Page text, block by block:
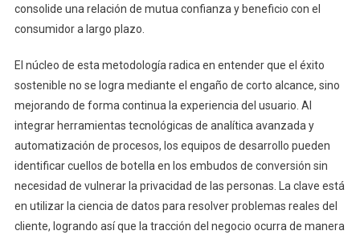
consolide una relación de mutua confianza y beneficio con el
consumidor a largo plazo.
El núcleo de esta metodología radica en entender que el éxito
sostenible no se logra mediante el engaño de corto alcance, sino
mejorando de forma continua la experiencia del usuario. Al
integrar herramientas tecnológicas de analítica avanzada y
automatización de procesos, los equipos de desarrollo pueden
identificar cuellos de botella en los embudos de conversión sin
necesidad de vulnerar la privacidad de las personas. La clave está
en utilizar la ciencia de datos para resolver problemas reales del
cliente, logrando así que la tracción del negocio ocurra de manera